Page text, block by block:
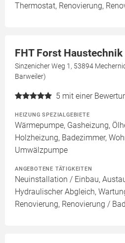
Thermostat, Renovierung,
FHT Forst Haustechnik
Sinzenicher Weg 1, 53894
Barweiler)
5 mit einer
HEIZUNG SPEZIALGEBIETE
Wärmepumpe, Gasheizung,
Holzheizung, Badezimmer,
Umwälzpumpe
ANGEBOTENE TÄTIGKEITEN
Neuinstallation / Einbau,
Hydraulischer Abgleich,
Renovierung, Renovierung /